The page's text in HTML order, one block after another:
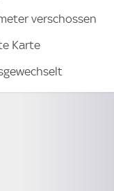
verschossen
Karte